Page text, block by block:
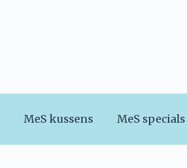
MeS kussens MeS specials